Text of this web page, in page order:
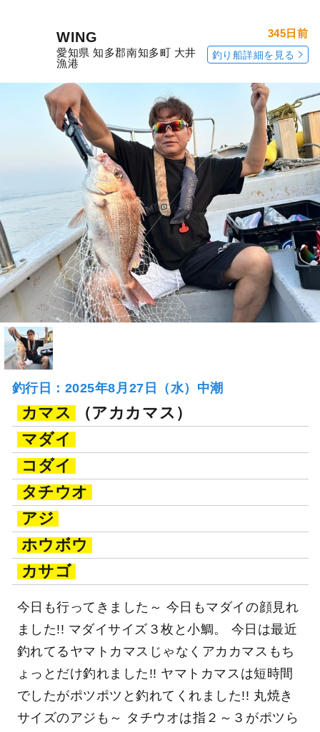
WING
愛知県 知多郡南知多町 大井
漁港
345日前
釣り船詳細を見る
釣行日：2025年8月27日（水）中潮
カマス
（アカカマス）
マダイ
コダイ
タチウオ
アジ
ホウボウ
カサゴ
今日も行ってきました～ 今日もマダイの顔見れ
ました!! マダイサイズ３枚と小鯛。 今日は最近
釣れてるヤマトカマスじゃなくアカカマスもち
ょっとだけ釣れました!! ヤマトカマスは短時間
でしたがポツポツと釣れてくれました!! 丸焼き
サイズのアジも～ タチウオは指２～３がポツら